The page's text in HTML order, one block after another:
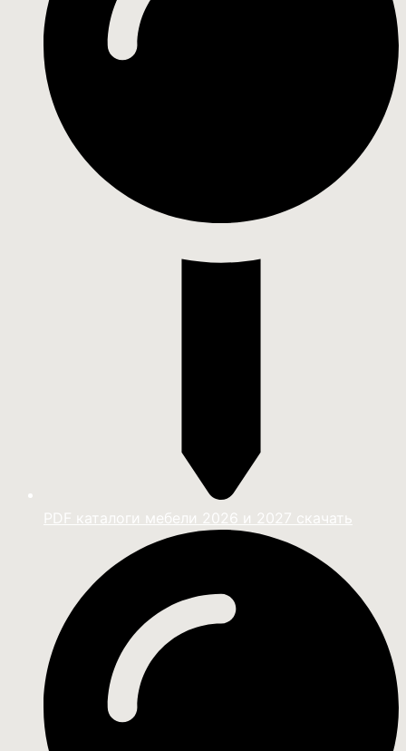
PDF каталоги мебели 2026 и 2027 скачать